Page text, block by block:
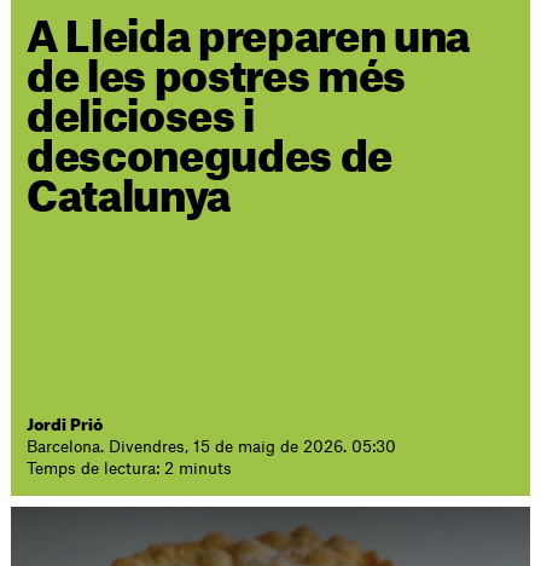
A Lleida preparen una
de les postres més
delicioses i
desconegudes de
Catalunya
Jordi Prió
Barcelona. Divendres, 15 de maig de 2026. 05:30
Temps de lectura: 2 minuts